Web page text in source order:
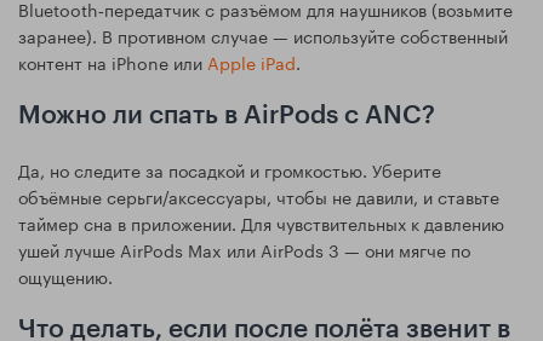
Bluetooth‑передатчик с разъёмом для наушников (возьмите
заранее). В противном случае — используйте собственный
контент на iPhone или Apple iPad.
Можно ли спать в AirPods с ANC?
Да, но следите за посадкой и громкостью. Уберите
объёмные серьги/аксессуары, чтобы не давили, и ставьте
таймер сна в приложении. Для чувствительных к давлению
ушей лучше AirPods Max или AirPods 3 — они мягче по
ощущению.
Что делать, если после полёта звенит в